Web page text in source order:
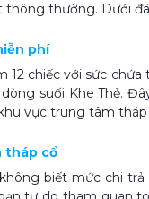
thông thường. Dưới
phí
12 chiếc với sức
suối Khe Thẻ.
vực trung tâm
tháp cổ
biết mức chi